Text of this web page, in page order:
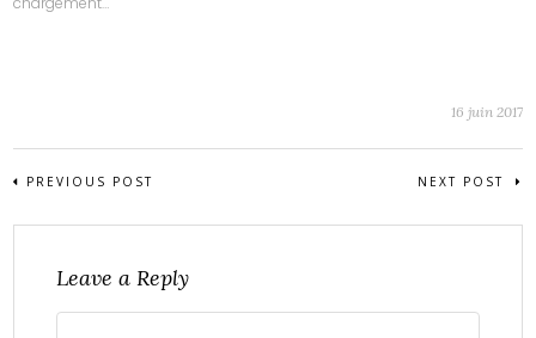
16 juin 2017
PREVIOUS POST NEXT POST
Leave a Reply